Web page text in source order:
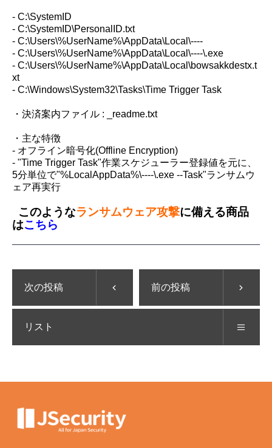
- C:\SystemID
- C:\SystemID\PersonalID.txt
- C:\Users\%UserName%\AppData\Local\----
- C:\Users\%UserName%\AppData\Local\----\.exe
- C:\Users\%UserName%\AppData\Local\bowsakkdestx.t
xt
- C:\Windows\System32\Tasks\Time Trigger Task
・決済案内ファイル : _readme.txt
・主な特徴
- オフライン暗号化(Offline Encryption)
- "Time Trigger Task"作業スケジューラー登録値を元に、
5分単位で"%LocalAppData%\----\.exe --Task"ランサムウ
ェア再実行
このようなランサムウェア攻撃に備える商品
はこちら
次の投稿 前の投稿
リスト